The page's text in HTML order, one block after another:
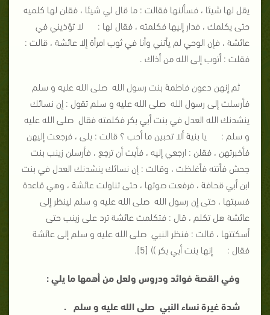
يقل لها شيئا ، فسألنها فقالت : ما قال لي شيئا ، فقلن لها كلميه
حتى يكلمك ، فدار إليها فكلمته ، فقال لها : لا تؤذيني في
عائشة ، فإن الوحي لم يأتني وأنا في ثوب امرأة إلا عائشة ، قالت :
فقلت : أتوب إلى الله من أذاك .
ثم إنهن دعون فاطمة بنت رسول الله صلى الله عليه و سلم
فأرسلت إلى رسول الله صلى الله عليه و سلم تقول : إن نسائك
ينشدنك الله العدل في بنت أبي بكر فكلمته فقال صلى الله عليه
و سلم : يا بنية ألا تحبين ما أحب ؟ قالت : بلى ، فرجعت إليهن
فأخبرتهن ، فقلن : ارجعي إليه ، فأبت أن ترجع ، فأرسلن زينب بنت
جحش فأتته فأغلظت ، وقالت : إن نسائك ينشدنك العدل في بنت
ابن أبي قحافة ، فرفعت صوتها ، حتى تناولت عائشة ، وهي قاعدة
فسبتها ، حتى إن رسول الله صلى الله عليه و سلم لينظر إلى
عائشة هل تكلم ، قال : فتكلمت عائشة ترد على زينب حتى
أسكتتها ، قالت : فنظر النبي صلى الله عليه و سلم إلى عائشة
فقال : إنها بنت أبي بكر )) [5].
وفي القصة فوائد ودروس ولعل من أهمها ما يلي :
شدة غيرة نساء النبي صلى الله عليه و سلم .